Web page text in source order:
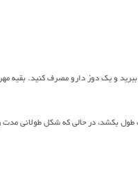
و یک دوز دارو مصرف کنید. بقیه